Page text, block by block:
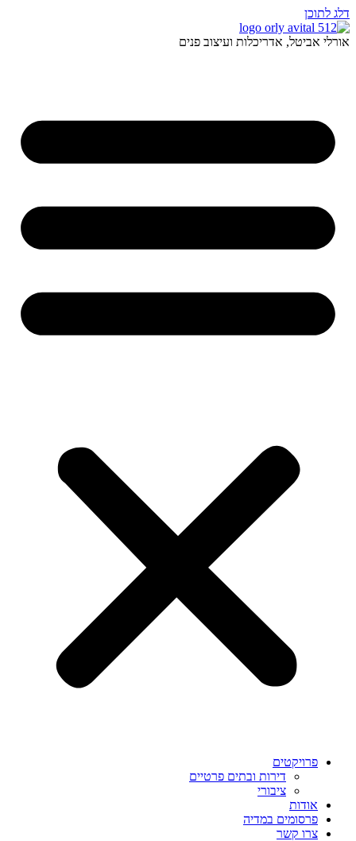
דלג לתוכן
אורלי אביטל, אדריכלות ועיצוב פנים
פרויקטים
דירות ובתים פרטיים
ציבורי
אודות
פרסומים במדיה
צרו קשר